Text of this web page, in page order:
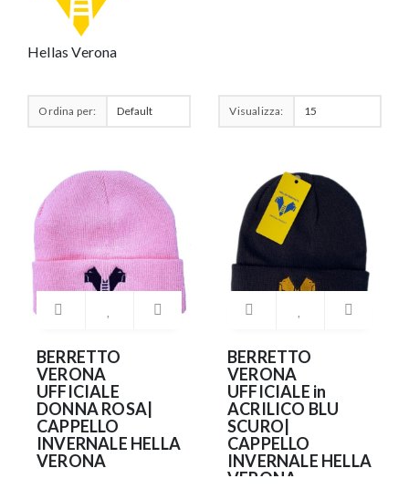
Hellas Verona
Ordina per: Visualizza:
BERRETTO
VERONA
UFFICIALE
DONNA ROSA|
CAPPELLO
INVERNALE HELLA
VERONA
BERRETTO
VERONA
UFFICIALE in
ACRILICO BLU
SCURO|
CAPPELLO
INVERNALE HELLA
VERONA